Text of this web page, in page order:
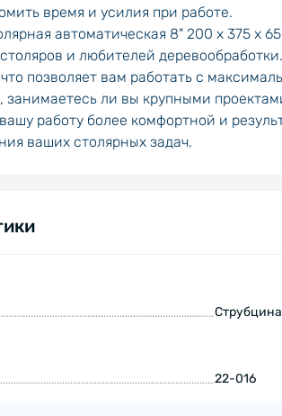
время и усилия при работе.
автоматическая 8" 200 х 375 х
и любителей
позволяет вам работать с
занимаетесь ли вы крупными
работу более комфортной и
ваших столярных задач.
22-016